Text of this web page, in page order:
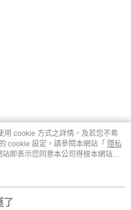
用 cookie 方式之詳情，及若您不希
cookie 設定，請參閱本網站「 隱私
即表示您同意本公司得按本網站使
了